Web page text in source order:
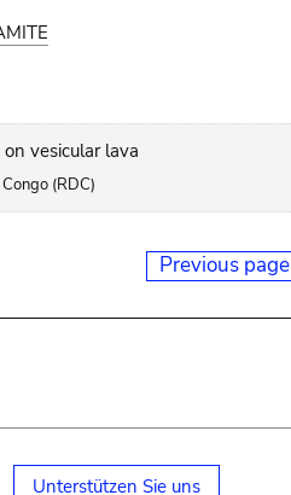
vesicular lava
Congo (RDC)
Previous page
Unterstützen Sie uns